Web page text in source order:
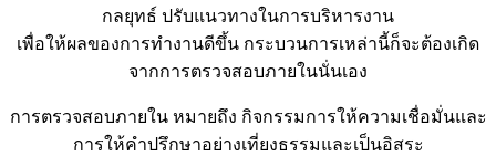
กลยุทธ์ ปรับแนวทางในการบริหารงาน
เพื่อให้ผลของการทำงานดีขึ้น กระบวนการเหล่านี้ก็จะต้องเกิด
จากการตรวจสอบภายในนั่นเอง
การตรวจสอบภายใน หมายถึง กิจกรรมการให้ความเชื่อมั่นและ
การให้คำปรึกษาอย่างเที่ยงธรรมและเป็นอิสระ